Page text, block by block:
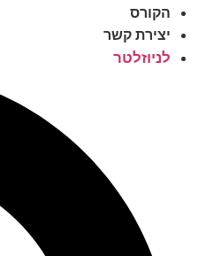
הקורס
יצירת קשר
לניוזלטר